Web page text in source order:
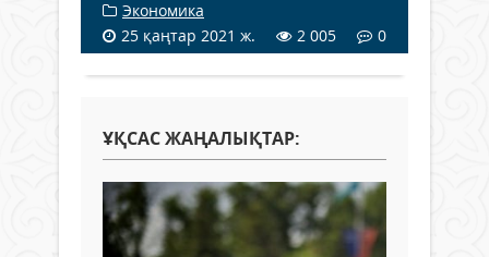
Экономика
25 қаңтар 2021 ж.
2 005 0
ҰҚСАС ЖАҢАЛЫҚТАР: